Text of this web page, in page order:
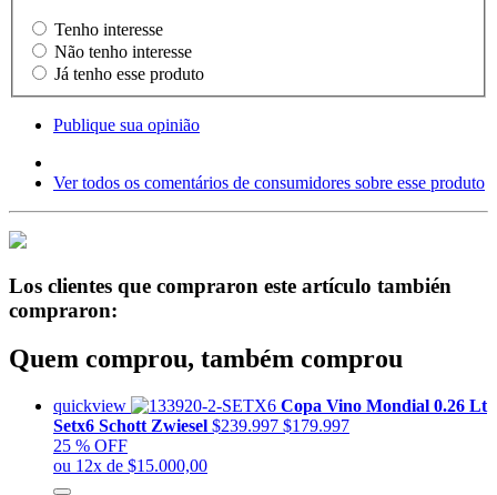
Tenho interesse
Não tenho interesse
Já tenho esse produto
Publique sua opinião
Ver todos os comentários de consumidores sobre esse produto
Los clientes que compraron este artículo también
compraron:
Quem comprou, também comprou
quickview
Copa Vino Mondial 0.26 Lt
Setx6 Schott Zwiesel $239.997 $179.997
25 % OFF
ou 12x de $15.000,00